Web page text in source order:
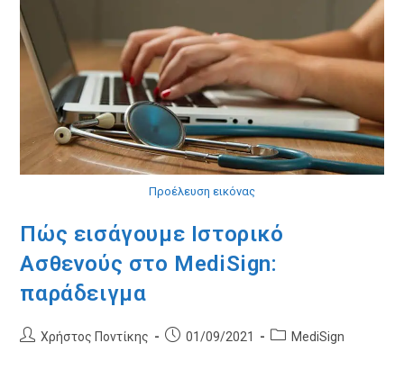
Κείμενα
Ιστορικού
Προέλευση εικόνας
Πώς εισάγουμε Ιστορικό
Ασθενούς στο MediSign:
παράδειγμα
PostΧρήστος Ποντίκης
Post01/09/2021
PostMediSign